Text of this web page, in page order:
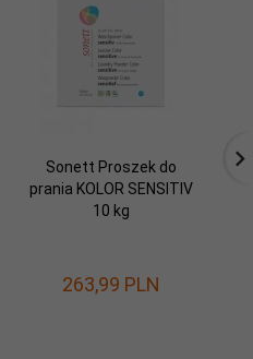
Sonett Proszek do
prania KOLOR SENSITIV
10 kg
263,99 PLN